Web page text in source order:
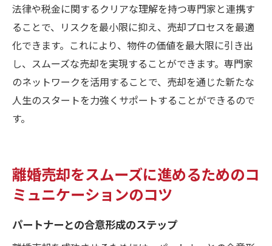
法律や税金に関するクリアな理解を持つ専門家と連携す
ることで、リスクを最小限に抑え、売却プロセスを最適
化できます。これにより、物件の価値を最大限に引き出
し、スムーズな売却を実現することができます。専門家
のネットワークを活用することで、売却を通じた新たな
人生のスタートを力強くサポートすることができるので
す。
離婚売却をスムーズに進めるためのコ
ミュニケーションのコツ
パートナーとの合意形成のステップ